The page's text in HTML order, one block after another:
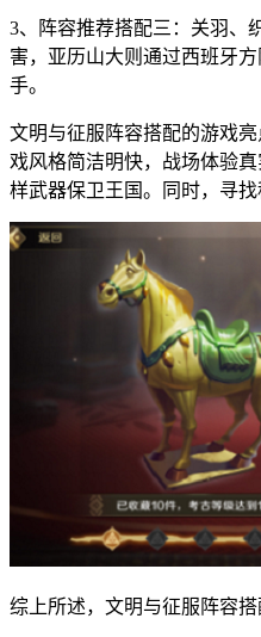
3、阵容推荐搭配三：关羽、
害，亚历山大则通过西班牙
手。
文明与征服阵容搭配的游戏
戏风格简洁明快，战场体验
样武器保卫王国。同时，寻
综上所述，文明与征服阵容